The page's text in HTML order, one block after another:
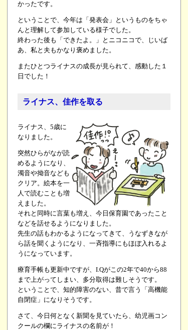
かったです。
ということで、今年は「発表会」というものをちゃ
んと理解して参加している様子でした。
終わった後も「できたよ。」とニコニコで、じいば
あ、私と夫もかなり褒めました。
またひとつライナスの成長が見られて、感動した１
日でした！
ライナス、佳作を取る
ライナス、5歳に
なりました。
突然ひらがなが読
めるようになり、
濁音や拗音なども
クリア。絵本を一
人で読むことも増
えました。
それと同時に言葉も増え、今日保育園であったこと
などを話せるようになりました。
先生の話もわかるようになってきて、うなずきなが
ら話を聞くようになり、一斉指導にもほぼ入れるよ
うになっています。
療育手帳も更新中ですが、I.Qがこの2年で40から88
まで上がってしまい、多分取得は難しそうです。
ということで、知的障害のない、昔で言う「高機能
自閉症」になりそうです。
さて、今日何となく新聞を見ていたら、幼児画コン
クールの欄にライナスの名前が！